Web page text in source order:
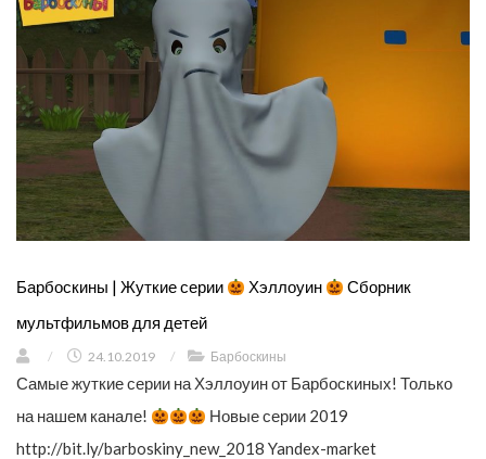
Барбоскины | Жуткие серии Хэллоуин
Сборник
мультфильмов для детей
/ 24.10.2019 / Барбоскины
Самые жуткие серии на Хэллоуин от Барбоскиных! Только
на нашем канале!
Новые серии 2019
http://bit.ly/barboskiny_new_2018 Yandex-market